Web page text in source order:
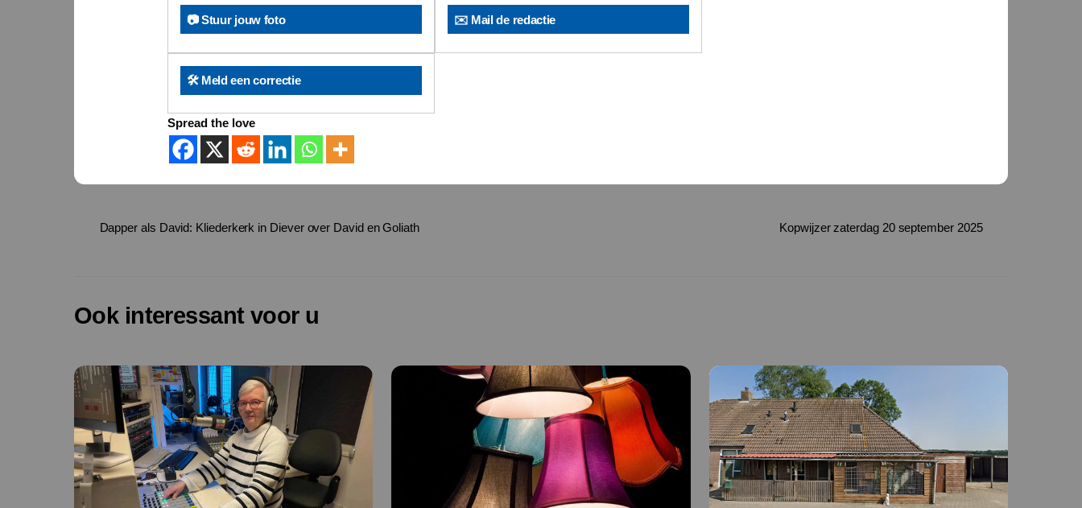
📷 Stuur jouw foto ✉️ Mail de redactie
🛠️ Meld een correctie
Spread the love
Dapper als David: Kliederkerk in Diever over David en Goliath Kopwijzer zaterdag 20 september 2025
Ook interessant voor u